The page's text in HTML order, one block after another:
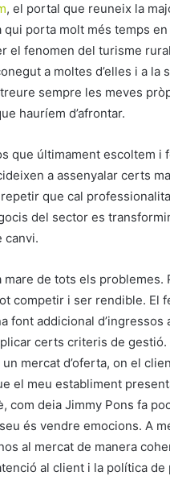
, el portal que reuneix la
porta molt més temps
fenomen del turisme
a moltes d’elles i a la
sempre les meves
hauríem d’afrontar.
que últimament escoltem i
a assenyalar certs
que cal
del sector es transformin
canvi.
de tots els problemes.
competir i ser rendible. El
addicional d’ingressos
certs criteris de gestió.
mercat d’oferta, on el
el meu establiment
com deia Jimmy Pons fa
és vendre emocions. A
al mercat de manera
al client i la política